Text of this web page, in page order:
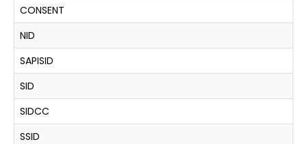
CONSENT
NID
SAPISID
SID
SIDCC
SSID